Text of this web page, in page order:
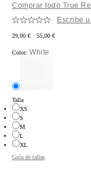
Comprar todo True
Escribe
Precio
rebajado:
29,00 €
Precio
original:
55,00 €
Color: White
Talla
XS
S
M¡Agotado!
L¡Agotado!
XL¡Agotado!
Guía de tallas